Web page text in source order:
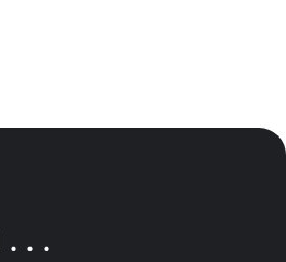
. . .